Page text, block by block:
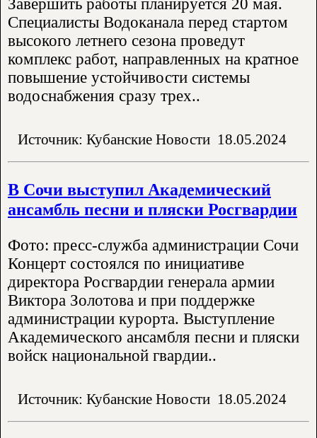
Завершить работы планируется 20 мая.
Специалисты Водоканала перед стартом
высокого летнего сезона проведут
комплекс работ, направленных на кратное
повышение устойчивости системы
водоснабжения сразу трех..
Источник: Кубанские Новости 18.05.2024
В Сочи выступил Академический
ансамбль песни и пляски Росгвардии
Фото: пресс-служба администрации Сочи
Концерт состоялся по инициативе
директора Росгвардии генерала армии
Виктора Золотова и при поддержке
администрации курорта. Выступление
Академического ансамбля песни и пляски
войск национальной гвардии..
Источник: Кубанские Новости 18.05.2024